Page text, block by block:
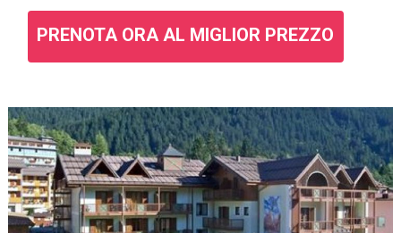
PRENOTA ORA AL MIGLIOR PREZZO